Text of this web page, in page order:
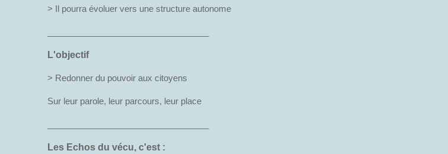
> Il pourra évoluer vers une structure autonome
L'objectif
> Redonner du pouvoir aux citoyens
Sur leur parole, leur parcours, leur place
Les Echos du vécu, c'est :